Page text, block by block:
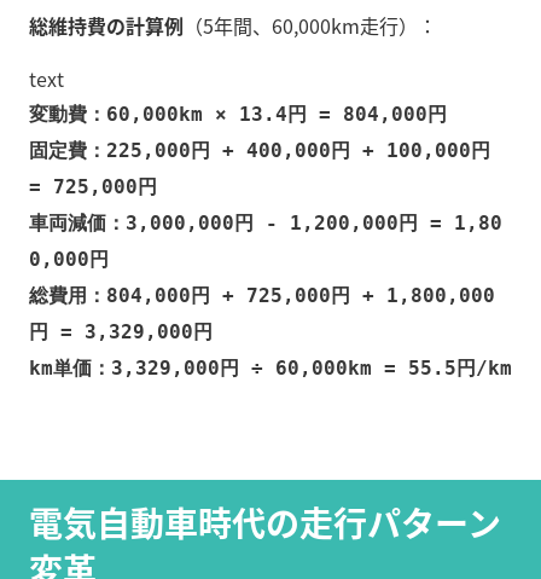
総維持費の計算例 （5年間、60,000km走行）：
text
変動費：60,000km × 13.4円 = 804,000円
固定費：225,000円 + 400,000円 + 100,000円
= 725,000円
車両減価：3,000,000円 - 1,200,000円 = 1,80
0,000円
総費用：804,000円 + 725,000円 + 1,800,000
円 = 3,329,000円
km単価：3,329,000円 ÷ 60,000km = 55.5円/km
電気自動車時代の走行パターン